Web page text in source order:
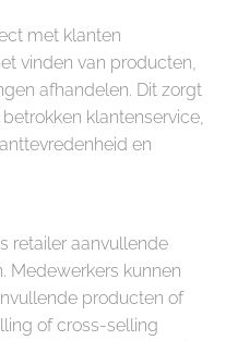
met klanten
vinden van producten,
afhandelen. Dit zorgt
klantenservice,
en
retailer aanvullende
Medewerkers kunnen
producten of
of cross-selling